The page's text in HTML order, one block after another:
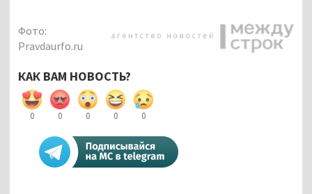
Фото:
Pravdaurfo.ru
КАК ВАМ НОВОСТЬ?
0 0 0 0 0